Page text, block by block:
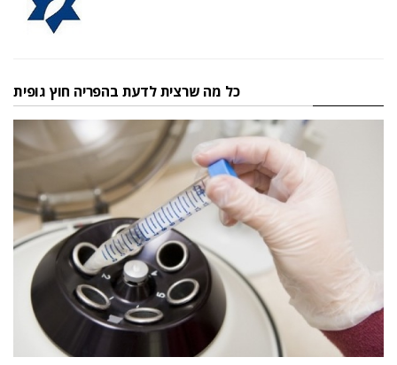
כל מה שרצית לדעת בהפריה חוץ גופית